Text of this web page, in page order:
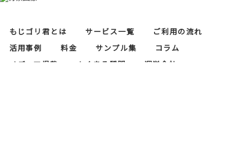
もじゴリ君とは サービス一覧
ご利用の流れ
活用事例
料金 サンプル集
コラム
メディア掲載
よくある質問
運営会社